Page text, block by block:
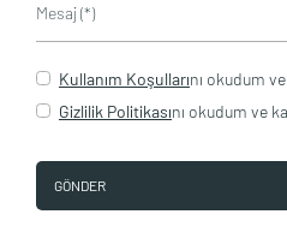
Mesaj (*)
Kullanım Koşullarını okudum
Gizlilik Politikasını okudum ve
GÖNDER